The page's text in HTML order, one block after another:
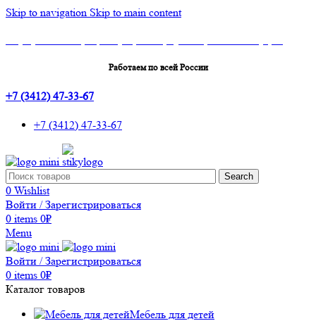
Skip to navigation Skip to main content
Работаем по всей России
+7 (3412) 47-33-67
+7 (3412) 47-33-67
Search
0 Wishlist
Войти / Зарегистрироваться
0 items 0₽
Menu
Войти / Зарегистрироваться
0 items 0₽
Каталог товаров
Мебель для детей